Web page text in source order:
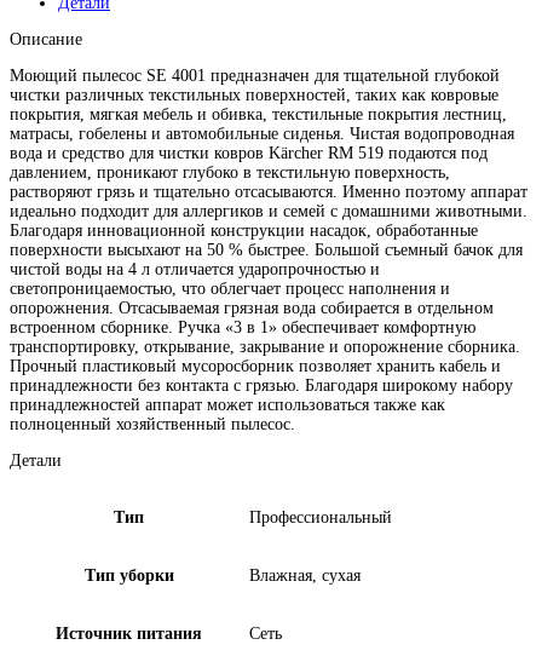
Описание
Моющий пылесос SE 4001 предназначен для тщательной глубокой
чистки различных текстильных поверхностей, таких как ковровые
покрытия, мягкая мебель и обивка, текстильные покрытия лестниц,
матрасы, гобелены и автомобильные сиденья. Чистая водопроводная
вода и средство для чистки ковров Kärcher RM 519 подаются под
давлением, проникают глубоко в текстильную поверхность,
растворяют грязь и тщательно отсасываются. Именно поэтому аппарат
идеально подходит для аллергиков и семей с домашними животными.
Благодаря инновационной конструкции насадок, обработанные
поверхности высыхают на 50 % быстрее. Большой съемный бачок для
чистой воды на 4 л отличается ударопрочностью и
светопроницаемостью, что облегчает процесс наполнения и
опорожнения. Отсасываемая грязная вода собирается в отдельном
встроенном сборнике. Ручка «3 в 1» обеспечивает комфортную
транспортировку, открывание, закрывание и опорожнение сборника.
Прочный пластиковый мусоросборник позволяет хранить кабель и
принадлежности без контакта с грязью. Благодаря широкому набору
принадлежностей аппарат может использоваться также как
полноценный хозяйственный пылесос.
Детали
Тип Профессиональный
Тип уборки Влажная, сухая
Источник питания Сеть